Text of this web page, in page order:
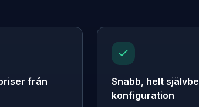
från
Snabb, helt
konfiguration